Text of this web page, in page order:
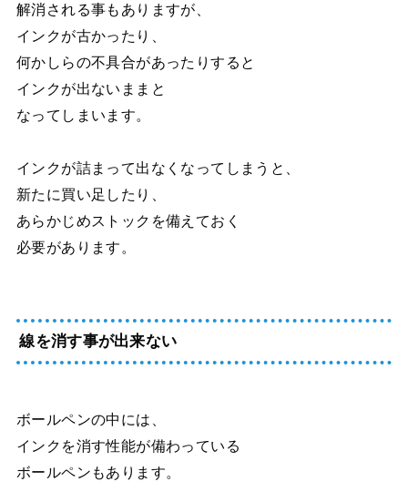
解消される事もありますが、
インクが古かったり、
何かしらの不具合があったりすると
インクが出ないままと
なってしまいます。
インクが詰まって出なくなってしまうと、
新たに買い足したり、
あらかじめストックを備えておく
必要があります。
線を消す事が出来ない
ボールペンの中には、
インクを消す性能が備わっている
ボールペンもあります。